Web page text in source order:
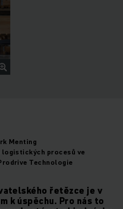
Menting
procesů ve
Technologie
řetězce je v
k úspěchu. Pro nás to